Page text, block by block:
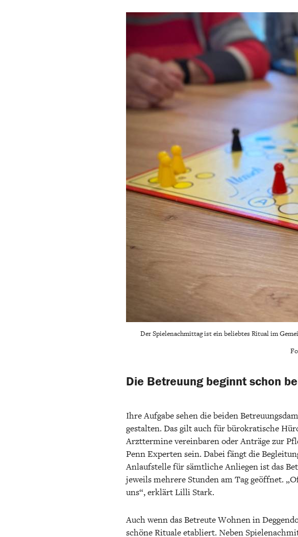
Der Spielenachmittag ist ein beliebtes Ritual im
Die Betreuung beginnt schon
Ihre Aufgabe sehen die beiden
gestalten. Das gilt auch für bürokratische
Arzttermine vereinbaren oder Anträge zur
Penn Experten sein. Dabei fängt die
Anlaufstelle für sämtliche Anliegen ist das
jeweils mehrere Stunden am Tag geöffnet.
uns“, erklärt Lilli Stark.
Auch wenn das Betreute Wohnen in
schöne Rituale etabliert. Neben